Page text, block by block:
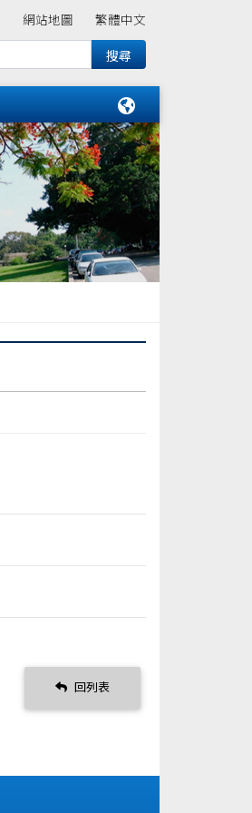
網站地圖 繁體中文
回列表